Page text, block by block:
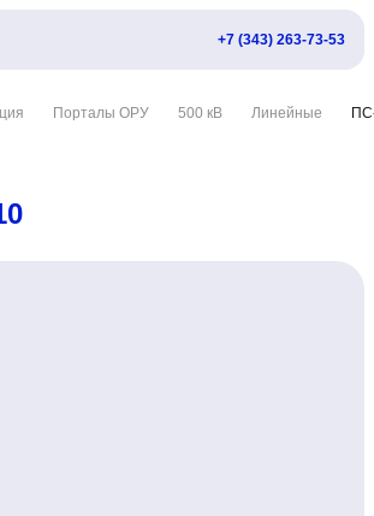
+7 (343) 263-73-53
Порталы ОРУ 500 кВ Линейные